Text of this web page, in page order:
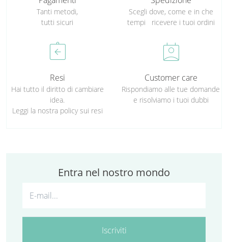
Tanti metodi,
tutti sicuri
Scegli dove, come e in che
tempi ricevere i tuoi ordini
assignment_return
Resi
Hai tutto il diritto di cambiare
idea.
Leggi la nostra policy sui resi
perm_contact_calendar
Customer care
Rispondiamo alle tue domande
e risolviamo i tuoi dubbi
Entra nel nostro mondo
Iscriviti